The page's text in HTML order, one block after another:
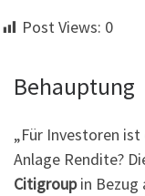
Post Views: 0
Behauptung
„Für Investoren
Anlage Rendite?
Citigroupin Bezug